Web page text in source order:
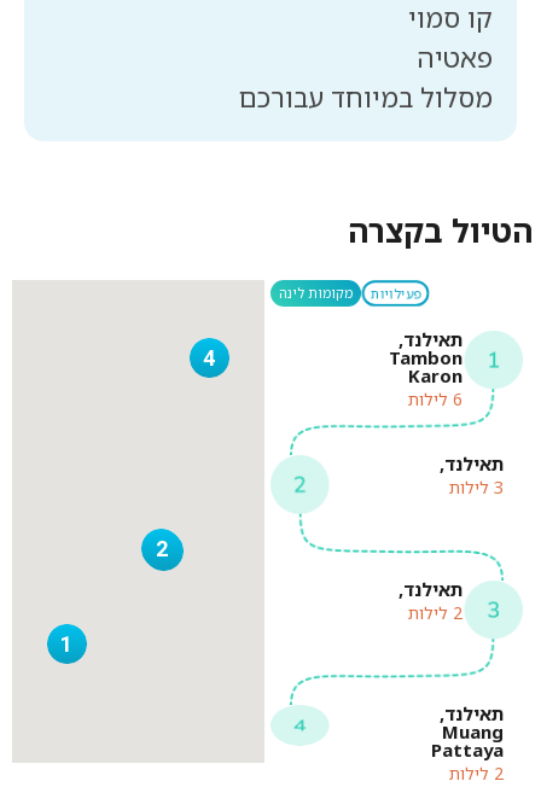
מסלול במיוחד עבורכם
הטיול בקצרה
פעילויות מקומות לינה
תאילנד,
Tambon
Karon
6 לילות
תאילנד,
3 לילות
תאילנד,
2 לילות
תאילנד,
Muang
Pattaya
2 לילות
4
3
2
1